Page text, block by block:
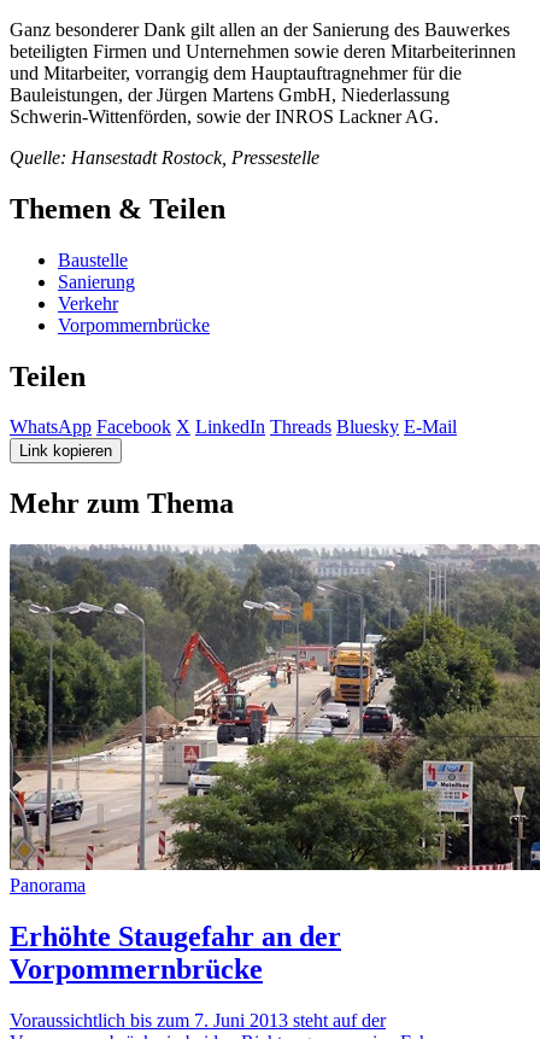
Ganz besonderer Dank gilt allen an der Sanierung des Bauwerkes
beteiligten Firmen und Unternehmen sowie deren Mitarbeiterinnen
und Mitarbeiter, vorrangig dem Hauptauftragnehmer für die
Bauleistungen, der Jürgen Martens GmbH, Niederlassung
Schwerin-Wittenförden, sowie der INROS Lackner AG.
Quelle: Hansestadt Rostock, Pressestelle
Themen & Teilen
Baustelle
Sanierung
Verkehr
Vorpommernbrücke
Teilen
WhatsApp Facebook X LinkedIn Threads Bluesky E-Mail
Link kopieren
Mehr zum Thema
Panorama
Erhöhte Staugefahr an der
Vorpommernbrücke
Voraussichtlich bis zum 7. Juni 2013 steht auf der